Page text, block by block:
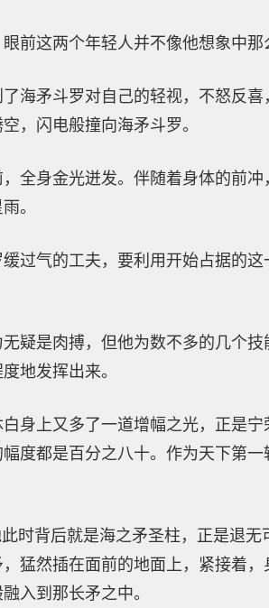
前这两个年轻人并不像他想象中那
海矛斗罗对自己的轻视，不怒反
，闪电般撞向海矛斗罗。
全身金光迸发。伴随着身体的前
。
过气的工夫，要利用开始占据的
疑是肉搏，但他为数不多的几个
地发挥出来。
身上又多了一道增幅之光，正是
度都是百分之八十。作为天下第
时背后就是海之矛圣柱，正是退无
猛然插在面前的地面上，紧接着
入到那长矛之中。